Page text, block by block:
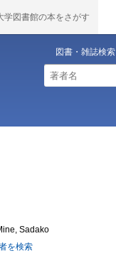
学図書館の本をさがす
図書・雑誌検索
Sadako
を検索